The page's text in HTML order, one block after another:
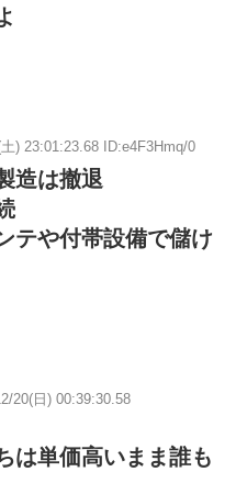
) 23:01:23.68 ID:e4F3Hmq/0
造は撤退
テや付帯設備で儲け
20(日) 00:39:30.58
は単価高いまま誰も